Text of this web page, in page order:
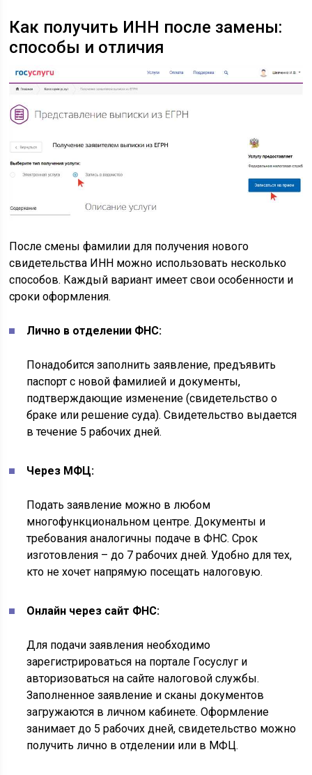
Как получить ИНН после замены:
способы и отличия
После смены фамилии для получения нового
свидетельства ИНН можно использовать несколько
способов. Каждый вариант имеет свои особенности и
сроки оформления.
Лично в отделении ФНС:
Понадобится заполнить заявление, предъявить
паспорт с новой фамилией и документы,
подтверждающие изменение (свидетельство о
браке или решение суда). Свидетельство выдается
в течение 5 рабочих дней.
Через МФЦ:
Подать заявление можно в любом
многофункциональном центре. Документы и
требования аналогичны подаче в ФНС. Срок
изготовления – до 7 рабочих дней. Удобно для тех,
кто не хочет напрямую посещать налоговую.
Онлайн через сайт ФНС:
Для подачи заявления необходимо
зарегистрироваться на портале Госуслуг и
авторизоваться на сайте налоговой службы.
Заполненное заявление и сканы документов
загружаются в личном кабинете. Оформление
занимает до 5 рабочих дней, свидетельство можно
получить лично в отделении или в МФЦ.